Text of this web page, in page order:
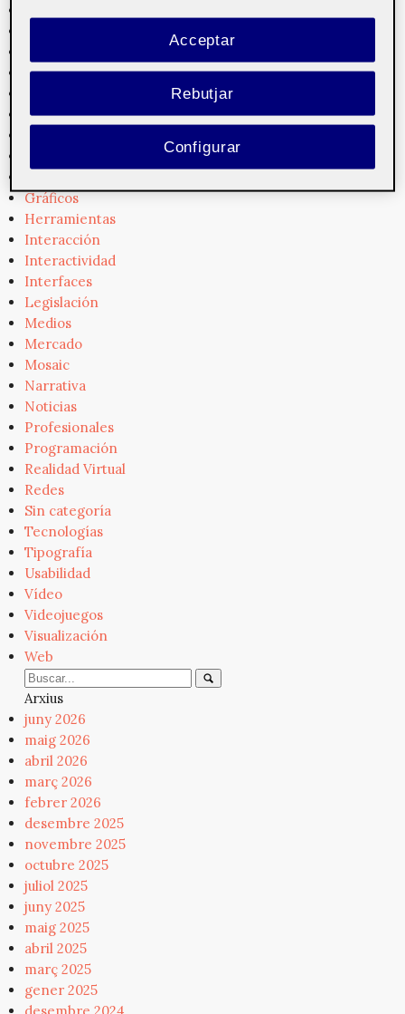
Dispositivos
Experiencia de usuario
Gráficos
Herramientas
Interacción
Interactividad
Interfaces
Legislación
Medios
Mercado
Mosaic
Narrativa
Noticias
Profesionales
Programación
Realidad Virtual
Redes
Sin categoría
Tecnologías
Tipografía
Usabilidad
Vídeo
Videojuegos
Visualización
Web
Arxius
juny 2026
maig 2026
abril 2026
març 2026
febrer 2026
desembre 2025
novembre 2025
octubre 2025
juliol 2025
juny 2025
maig 2025
abril 2025
març 2025
gener 2025
Rebutjar
Acceptar
Configurar